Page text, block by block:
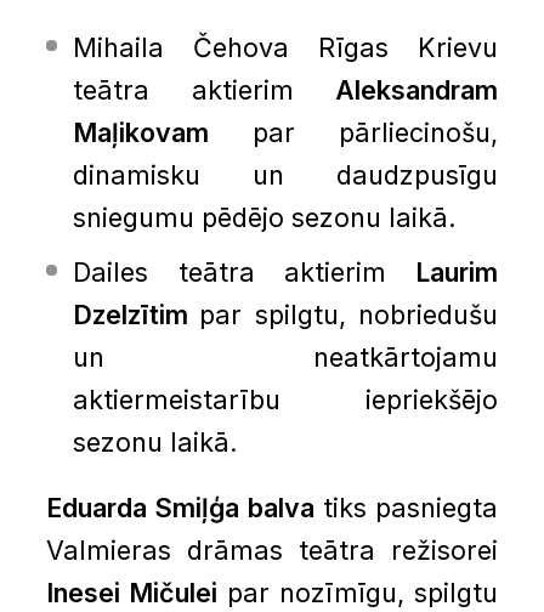
Mihaila Čehova Rīgas Krievu
teātra aktierim Aleksandram
Maļikovam par pārliecinošu,
dinamisku un daudzpusīgu
sniegumu pēdējo sezonu laikā.
Dailes teātra aktierim Laurim
Dzelzītim par spilgtu, nobriedušu
un neatkārtojamu
aktiermeistarību iepriekšējo
sezonu laikā.
Eduarda Smiļģa balva tiks pasniegta
Valmieras drāmas teātra režisorei
Inesei Mičulei par nozīmīgu, spilgtu